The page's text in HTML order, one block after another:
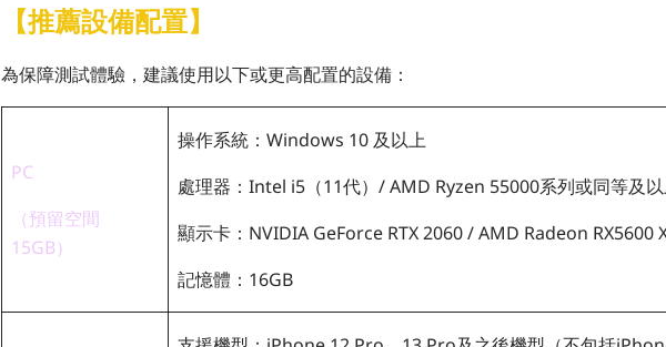
【推薦設備配置】
為保障測試體驗，建議使用以下或更高配置的設備：
PC
（預留空間
15GB）
操作系統：Windows 10 及以上
處理器：Intel i5（11代）/ AMD Ryzen 55000系列或同等及
顯示卡：NVIDIA GeForce RTX 2060 / AMD Radeon RX5600
記憶體：16GB